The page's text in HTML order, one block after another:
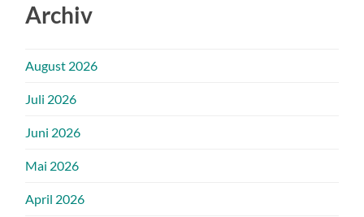
Archiv
August 2026
Juli 2026
Juni 2026
Mai 2026
April 2026